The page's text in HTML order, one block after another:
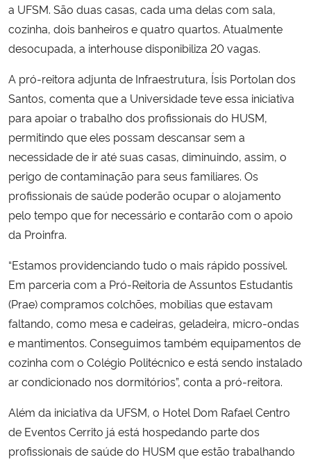
a UFSM. São duas casas, cada uma delas com sala,
cozinha, dois banheiros e quatro quartos. Atualmente
desocupada, a interhouse disponibiliza 20 vagas.
A pró-reitora adjunta de Infraestrutura, Ísis Portolan dos
Santos, comenta que a Universidade teve essa iniciativa
para apoiar o trabalho dos profissionais do HUSM,
permitindo que eles possam descansar sem a
necessidade de ir até suas casas, diminuindo, assim, o
perigo de contaminação para seus familiares. Os
profissionais de saúde poderão ocupar o alojamento
pelo tempo que for necessário e contarão com o apoio
da Proinfra.
“Estamos providenciando tudo o mais rápido possível.
Em parceria com a Pró-Reitoria de Assuntos Estudantis
(Prae) compramos colchões, mobílias que estavam
faltando, como mesa e cadeiras, geladeira, micro-ondas
e mantimentos. Conseguimos também equipamentos de
cozinha com o Colégio Politécnico e está sendo instalado
ar condicionado nos dormitórios”, conta a pró-reitora.
Além da iniciativa da UFSM, o Hotel Dom Rafael Centro
de Eventos Cerrito já está hospedando parte dos
profissionais de saúde do HUSM que estão trabalhando